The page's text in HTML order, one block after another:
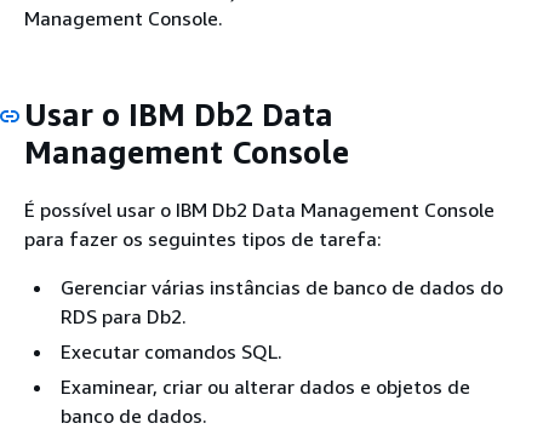
Management Console.
Usar o IBM Db2 Data
Management Console
É possível usar o IBM Db2 Data Management Console
para fazer os seguintes tipos de tarefa:
Gerenciar várias instâncias de banco de dados do
RDS para Db2.
Executar comandos SQL.
Examinear, criar ou alterar dados e objetos de
banco de dados.